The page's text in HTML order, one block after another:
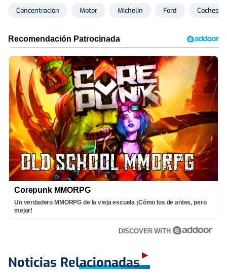
Concentración Motor Michelin Ford Coches
Corepunk MMORPG
Un verdadero MMORPG de la vieja escuela ¡Cómo los de antes, pero
mejor!
DISCOVER WITH
Noticias Relacionadas